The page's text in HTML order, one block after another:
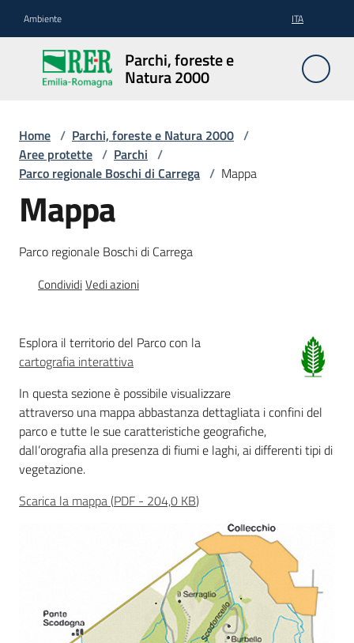
Ambiente ITA
Parchi, foreste e
Natura 2000
Parchi,
foreste
e
2000
Aree
Protette
Rete
Foreste
Biodiversità
Consultazione
Home / Parchi, foreste e Natura 2000 /
Aree protette / Parchi /
Parco regionale Boschi di Carrega / Mappa
Mappa
Parco regionale Boschi di Carrega
CondividiVedi azioni
Esplora il territorio del Parco con la
cartografia interattiva
In questa sezione è possibile visualizzare
attraverso una mappa abbastanza dettagliata i confini del
parco e tutte le sue caratteristiche geografiche,
dall’orografia alla presenza di fiumi e laghi, ai differenti tipi di
vegetazione.
Scarica la mappa(PDF - 204,0 KB)